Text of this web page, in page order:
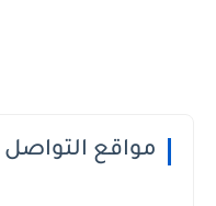
مواقع التواصل